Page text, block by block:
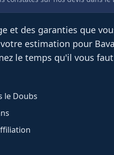
et des garanties que
estimation pour
le temps qu'il vous
le Doubs